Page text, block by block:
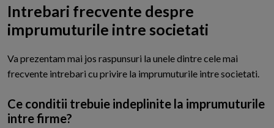
Intrebari frecvente despre
imprumuturile intre societati
Va prezentam mai jos raspunsuri la unele dintre cele mai
frecvente intrebari cu privire la imprumuturile intre societati.
Ce conditii trebuie indeplinite la imprumuturile
intre firme?